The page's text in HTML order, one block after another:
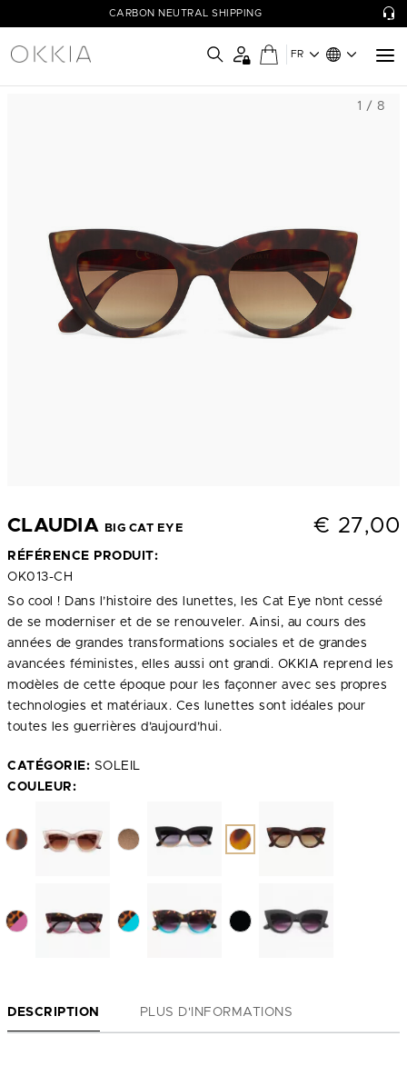
CARBON NEUTRAL SHIPPING
FR
1 / 8
CLAUDIA BIG CAT EYE € 27,00
RÉFÉRENCE PRODUIT:
OK013-CH
So cool ! Dans l’histoire des lunettes, les Cat Eye n’ont cessé
de se moderniser et de se renouveler. Ainsi, au cours des
années de grandes transformations sociales et de grandes
avancées féministes, elles aussi ont grandi. OKKIA reprend les
modèles de cette époque pour les façonner avec ses propres
technologies et matériaux. Ces lunettes sont idéales pour
toutes les guerrières d’aujourd’hui.
CATÉGORIE: SOLEIL
COULEUR:
DESCRIPTION PLUS D'INFORMATIONS